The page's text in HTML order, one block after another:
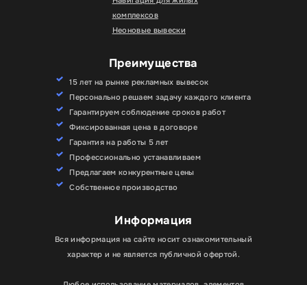
комплексов
Неоновые вывески
Преимущества
15 лет на рынке рекламных вывесок
Персонально решаем задачу каждого клиента
Гарантируем соблюдение сроков работ
Фиксированная цена в договоре
Гарантия на работы 5 лет
Профессионально устанавливаем
Предлагаем конкурентные цены
Собственное производство
Информация
Вся информация на сайте носит ознакомительный
характер и не является публичной офертой.